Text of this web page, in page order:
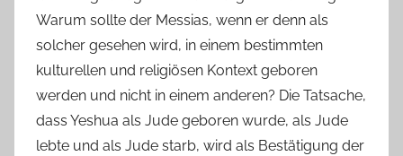
Warum sollte der Messias, wenn er denn als
solcher gesehen wird, in einem bestimmten
kulturellen und religiösen Kontext geboren
werden und nicht in einem anderen? Die Tatsache,
dass Yeshua als Jude geboren wurde, als Jude
lebte und als Jude starb, wird als Bestätigung der